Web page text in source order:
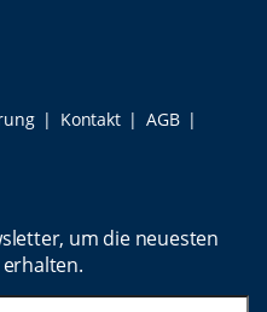
Kontakt
AGB
um die neuesten